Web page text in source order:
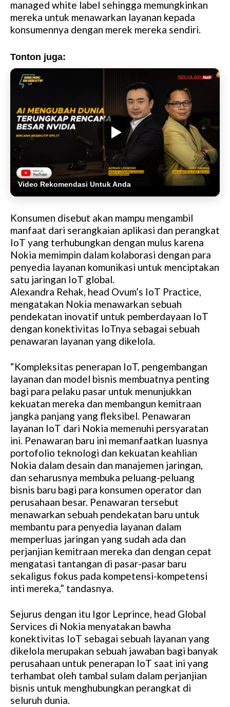
managed white label sehingga memungkinkan
mereka untuk menawarkan layanan kepada
konsumennya dengan merek mereka sendiri.
Tonton juga:
Video Rekomendasi Untuk Anda
Konsumen disebut akan mampu mengambil
manfaat dari serangkaian aplikasi dan perangkat
IoT yang terhubungkan dengan mulus karena
Nokia memimpin dalam kolaborasi dengan para
penyedia layanan komunikasi untuk menciptakan
satu jaringan IoT global.
Alexandra Rehak, head Ovum’s IoT Practice,
mengatakan Nokia menawarkan sebuah
pendekatan inovatif untuk pemberdayaan IoT
dengan konektivitas IoTnya sebagai sebuah
penawaran layanan yang dikelola.
“Kompleksitas penerapan IoT, pengembangan
layanan dan model bisnis membuatnya penting
bagi para pelaku pasar untuk menunjukkan
kekuatan mereka dan membangun kemitraan
jangka panjang yang fleksibel. Penawaran
layanan IoT dari Nokia memenuhi persyaratan
ini. Penawaran baru ini memanfaatkan luasnya
portofolio teknologi dan kekuatan keahlian
Nokia dalam desain dan manajemen jaringan,
dan seharusnya membuka peluang-peluang
bisnis baru bagi para konsumen operator dan
perusahaan besar. Penawaran tersebut
menawarkan sebuah pendekatan baru untuk
membantu para penyedia layanan dalam
memperluas jaringan yang sudah ada dan
perjanjian kemitraan mereka dan dengan cepat
mengatasi tantangan di pasar-pasar baru
sekaligus fokus pada kompetensi-kompetensi
inti mereka,” tandasnya.
Sejurus dengan itu Igor Leprince, head Global
Services di Nokia menyatakan bawha
konektivitas IoT sebagai sebuah layanan yang
dikelola merupakan sebuah jawaban bagi banyak
perusahaan untuk penerapan IoT saat ini yang
terhambat oleh tambal sulam dalam perjanjian
bisnis untuk menghubungkan perangkat di
seluruh dunia.